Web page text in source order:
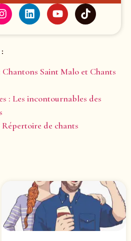
Saint Malo et Chants
: Les incontournables des
de chants